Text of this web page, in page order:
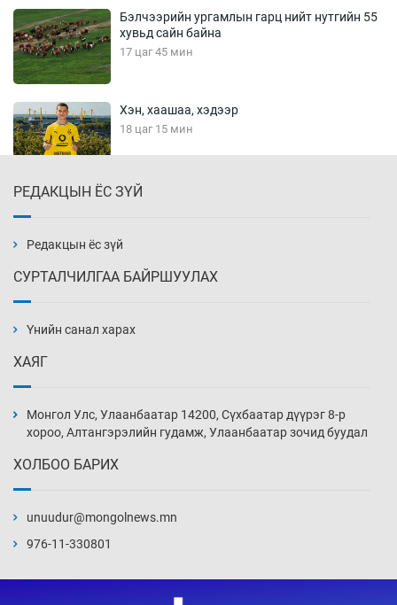
Бэлчээрийн ургамлын гарц нийт нутгийн 55
хувьд сайн байна
17 цаг 45 мин
Хэн, хаашаа, хэдээр
18 цаг 15 мин
18 цаг 45 мин
19 цаг 15 мин
19 цаг 45 мин
20 цаг 15 мин
РЕДАКЦЫН ЁС ЗҮЙ
Редакцын ёс зүй
СУРТАЛЧИЛГАА БАЙРШУУЛАХ
Үнийн санал харах
ХАЯГ
Монгол Улс, Улаанбаатар 14200, Сүхбаатар дүүрэг 8-р
хороо, Алтангэрэлийн гудамж, Улаанбаатар зочид буудал
ХОЛБОО БАРИХ
unuudur@mongolnews.mn
976-11-330801